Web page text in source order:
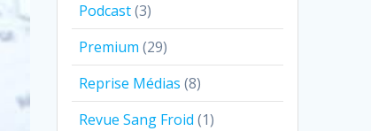
Podcast(3)
Premium (29)
Reprise Médias (8)
Revue Sang Froid (1)